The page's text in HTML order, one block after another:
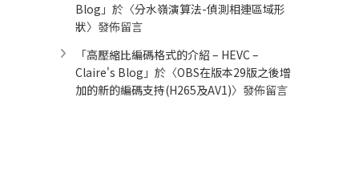
Blog 」於〈分水嶺演算法-偵測相連區域形
狀〉發佈留言
「高壓縮比編碼格式的介紹 – HEVC –
Claire's Blog 」於〈OBS在版本29版之後增
加的新的編碼支持(H265及AV1)〉發佈留言